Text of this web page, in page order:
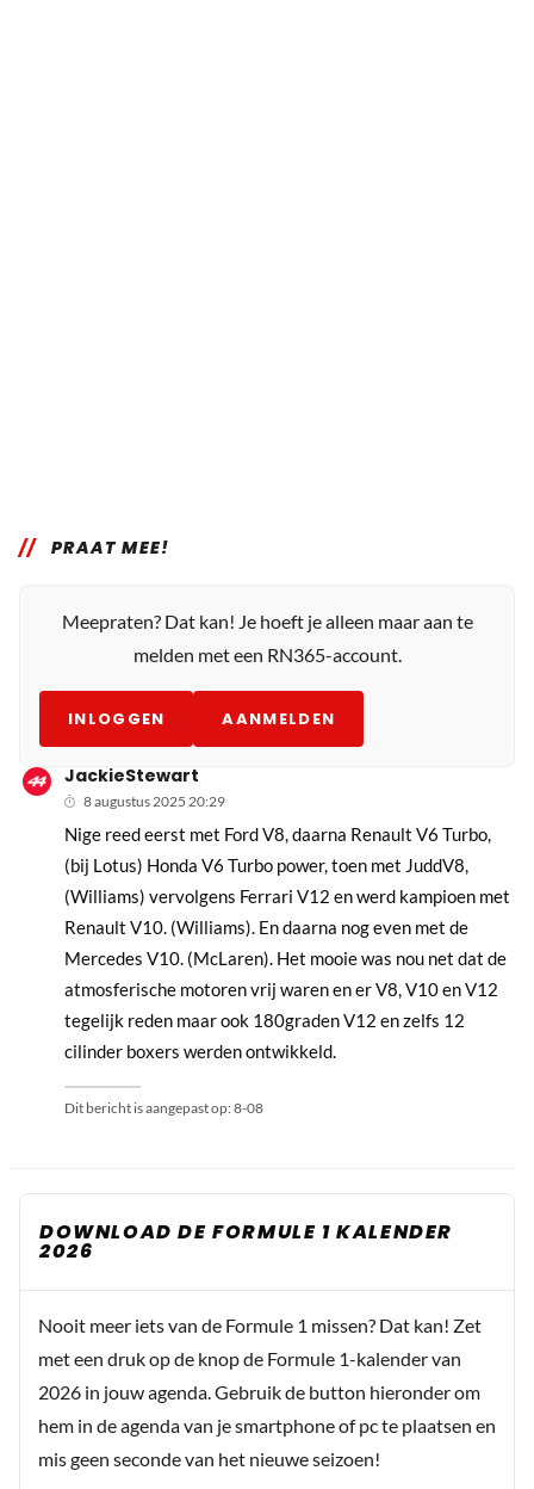
PRAAT MEE!
Meepraten? Dat kan! Je hoeft je alleen maar aan te
melden met een RN365-account.
INLOGGEN AANMELDEN
JackieStewart
8 augustus 2025 20:29
Nige reed eerst met Ford V8, daarna Renault V6 Turbo,
(bij Lotus) Honda V6 Turbo power, toen met JuddV8,
(Williams) vervolgens Ferrari V12 en werd kampioen met
Renault V10. (Williams). En daarna nog even met de
Mercedes V10. (McLaren). Het mooie was nou net dat de
atmosferische motoren vrij waren en er V8, V10 en V12
tegelijk reden maar ook 180graden V12 en zelfs 12
cilinder boxers werden ontwikkeld.
Dit bericht is aangepast op:8-08
DOWNLOAD DE FORMULE 1 KALENDER
2026
Nooit meer iets van de Formule 1 missen? Dat kan! Zet
met een druk op de knop de Formule 1-kalender van
2026 in jouw agenda. Gebruik de button hieronder om
hem in de agenda van je smartphone of pc te plaatsen en
mis geen seconde van het nieuwe seizoen!